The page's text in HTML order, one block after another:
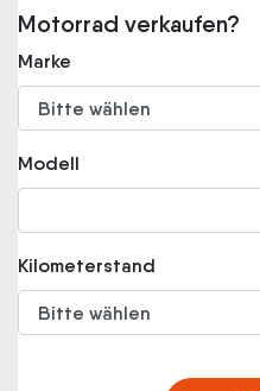
Motorrad verkaufen?
Marke
Modell
Kilometerstand